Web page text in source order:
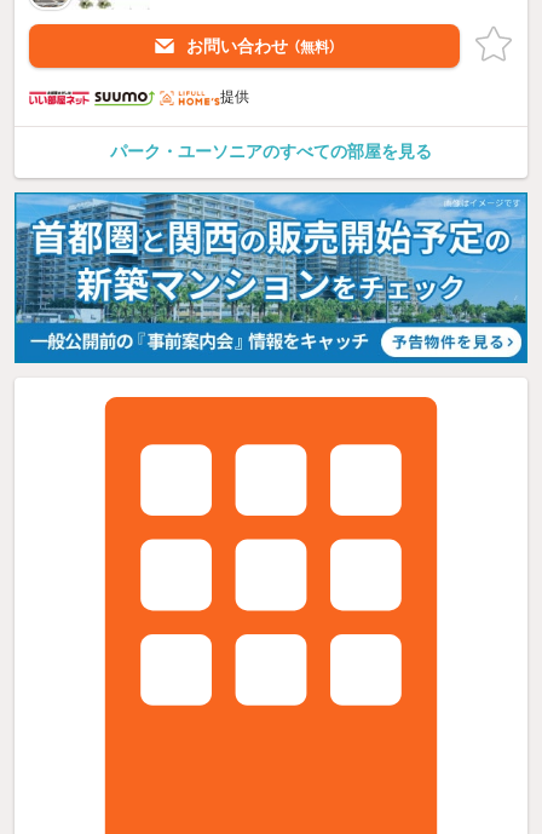
お問い合わせ （無料）
提供
パーク・ユーソニアのすべての部屋を見る